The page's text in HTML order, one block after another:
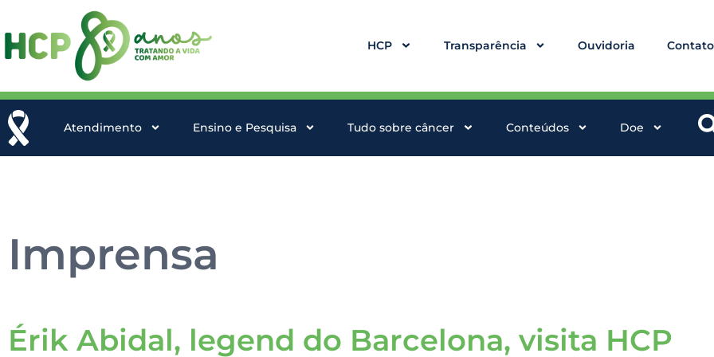
HCP Transparência Ouvidoria Contato
Atendimento Ensino e Pesquisa Tudo sobre câncer Conteúdos Doe
Imprensa
Érik Abidal, legend do Barcelona, visita HCP